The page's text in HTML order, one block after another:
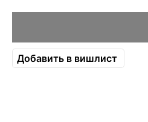
Добавить в вишлист